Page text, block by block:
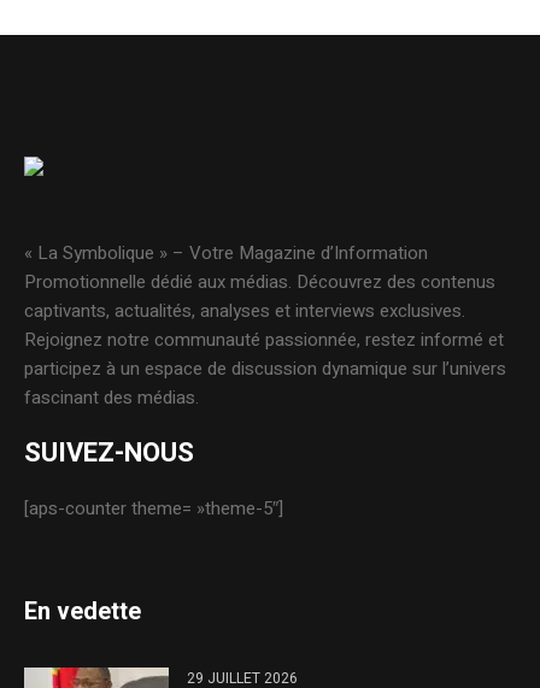
« La Symbolique » – Votre Magazine d’Information
Promotionnelle dédié aux médias. Découvrez des contenus
captivants, actualités, analyses et interviews exclusives.
Rejoignez notre communauté passionnée, restez informé et
participez à un espace de discussion dynamique sur l’univers
fascinant des médias.
SUIVEZ-NOUS
[aps-counter theme= »theme-5″]
En vedette
29 JUILLET 2026